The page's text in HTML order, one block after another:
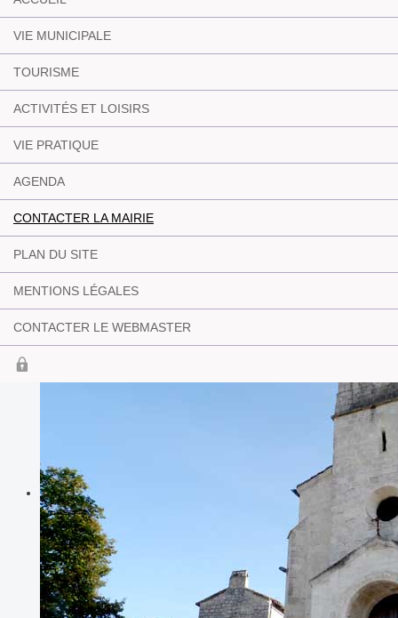
VIE MUNICIPALE
TOURISME
ACTIVITÉS ET LOISIRS
VIE PRATIQUE
AGENDA
CONTACTER LA MAIRIE
PLAN DU SITE
MENTIONS LÉGALES
CONTACTER LE WEBMASTER